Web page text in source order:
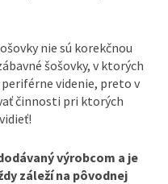
nie sú korekčnou
šošovky, v ktorých
videnie, preto v
činnosti pri ktorých
výrobcom a je
záleží na pôvodnej